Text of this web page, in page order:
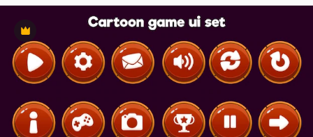
Premium